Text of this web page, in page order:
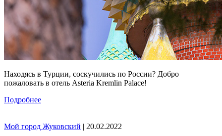
Находясь в Турции, соскучились по России? Добро
пожаловать в отель Asteria Kremlin Palace!
Подробнее
Мой город Жуковский | 20.02.2022